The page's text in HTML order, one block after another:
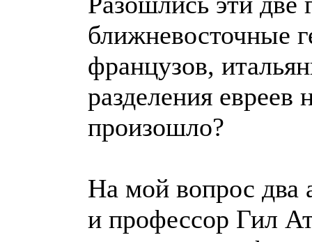
ближневосточные
французов,
разделения евреев
произошло?
На мой вопрос два
и профессор Гил